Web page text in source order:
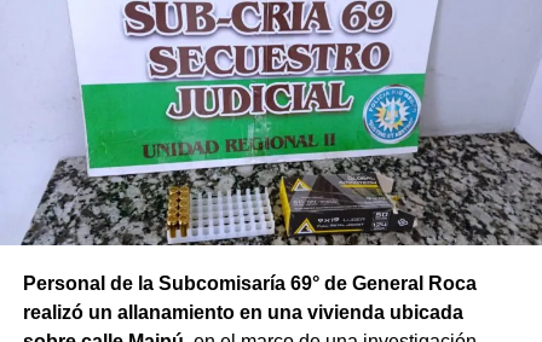
Personal de la Subcomisaría 69° de General Roca
realizó un allanamiento en una vivienda ubicada